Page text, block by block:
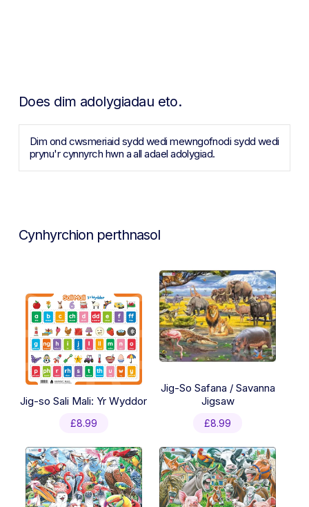
Does dim adolygiadau eto.
Dim ond cwsmeriaid sydd wedi mewngofnodi sydd wedi
prynu'r cynnyrch hwn a all adael adolygiad.
Cynhyrchion perthnasol
Jig-so Sali Mali: Yr Wyddor
£8.99
Jig-So Safana / Savanna
Jigsaw
£8.99